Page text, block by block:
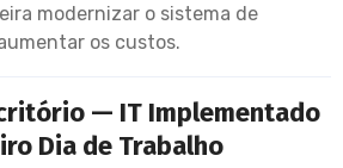
modernizar o sistema de
os custos.
— IT Implementado
Dia de Trabalho